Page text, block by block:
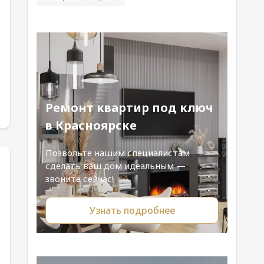
Ремонт квартир под ключ
в Красноярске
Позвольте нашим специалистам
сделать ваш дом идеальным —
звоните сейчас!
Узнать подробнее